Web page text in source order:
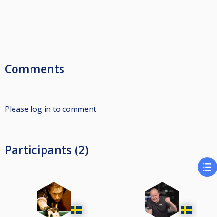
Comments
Please log in to comment
Participants (2)